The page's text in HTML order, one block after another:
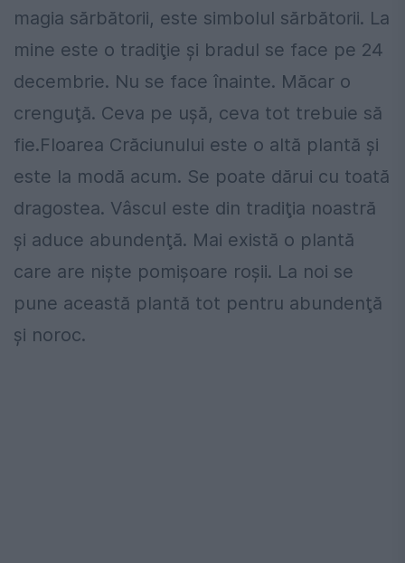
magia sărbătorii, este simbolul sărbătorii. La
mine este o tradiţie şi bradul se face pe 24
decembrie. Nu se face înainte. Măcar o
crenguţă. Ceva pe uşă, ceva tot trebuie să
fie.Floarea Crăciunului este o altă plantă şi
este la modă acum. Se poate dărui cu toată
dragostea. Vâscul este din tradiţia noastră
şi aduce abundenţă. Mai există o plantă
care are nişte pomişoare roşii. La noi se
pune această plantă tot pentru abundenţă
şi noroc.